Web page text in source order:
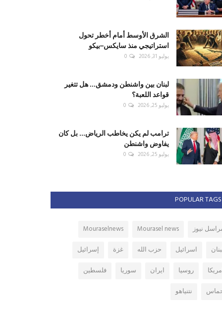
الشرق الأوسط أمام أخطر تحول
استراتيجي منذ سايكس–بيكو
يوليو 31, 2026 0
لبنان بين واشنطن ودمشق... هل تتغير
قواعد اللعبة؟
يوليو 25, 2026 0
ترامب لم يكن يخاطب الرياض... بل كان
يفاوض واشنطن
يوليو 25, 2026 0
POPULAR TAGS
نيوز Mourasel news
Mouraselnews
اسرائيل حزب الله غزة
إسرائيل
روسيا ايران سوريا
فلسطين
نتنياهو